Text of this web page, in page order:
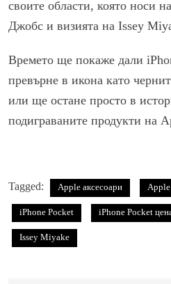
своите области, която носи
Джобс и визията на Issey
Времето ще покаже дали
превърне в икона като
или ще остане просто в
подиграваните продукти на
Tagged: Apple аксесоари
iPhone Pocket iPhone Pocket
Issey Miyake